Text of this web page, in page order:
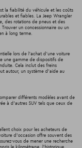
la fiabilité du véhicule et les coûts
et fiables. La Jeep Wrangler
des rotations de pneus et des
un concessionnaire ou un
à long terme.
lors de l'achat d'une voiture
une gamme de dispositifs de
Cela inclut des freins
autour, un système d'aide au
différents modèles avant de
à d'autres SUV tels que ceux de
choix pour les acheteurs de
d'occasion offre souvent des
vous de mener une recherche